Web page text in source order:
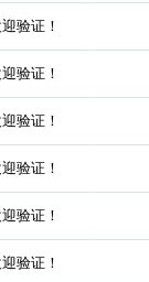
验证！
验证！
验证！
验证！
验证！
验证！